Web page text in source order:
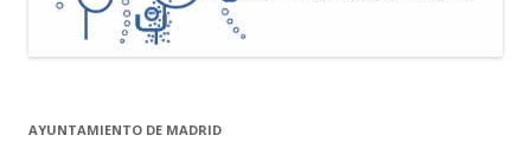
AYUNTAMIENTO DE MADRID